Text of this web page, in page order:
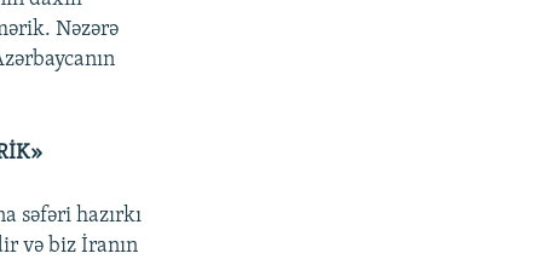
Nəzərə
səfəri hazırkı
və biz İranın